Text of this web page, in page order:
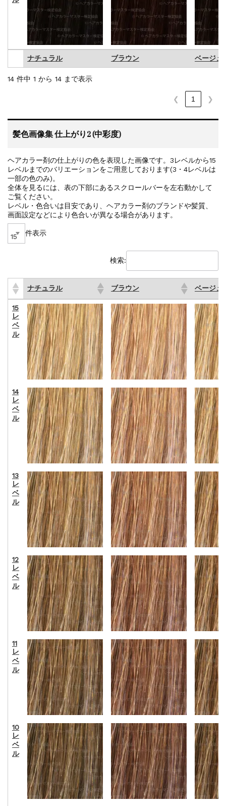
ブラウン
ナチュラル ブラウン ベージュ
14 件中 1 から 14 まで表示
❮ 1 ❯
髪色画像集 仕上がり2 (中彩度)
ヘアカラー剤の仕上がりの色を表現した画像です。3レベルから15
レベルまでのバリエーションをご用意しております(3・4レベルは
一部の色のみ)。
全体を見るには、表の下部にあるスクロールバーを左右動かして
ご覧ください。
レベル・色合いは目安であり、ヘアカラー剤のブランドや髪質、
画面設定などにより色合いが異なる場合があります。
件表示
検索:
ナチュラル ブラウン ベージュ
ナチュラル ブラウン ベージュ
15
レ
ベ
ル
14
レ
ベ
ル
13
レ
ベ
ル
12
レ
ベ
ル
11
レ
ベ
ル
10
レ
ベ
ル